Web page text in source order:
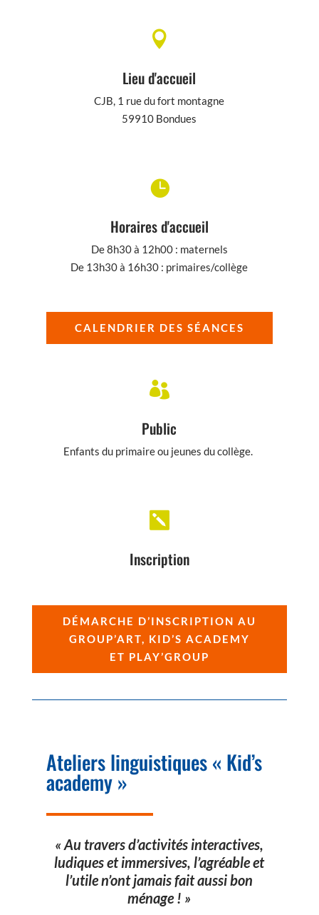

Lieu d'accueil
CJB, 1 rue du fort montagne
59910 Bondues

Horaires d'accueil
De 8h30 à 12h00 : maternels
De 13h30 à 16h30 : primaires/collège
CALENDRIER DES SÉANCES

Public
Enfants du primaire ou jeunes du collège.

Inscription
DÉMARCHE D’INSCRIPTION AU
GROUP’ART, KID’S ACADEMY
ET PLAY’GROUP
Ateliers linguistiques « Kid’s
academy »
« Au travers d’activités interactives,
ludiques et immersives, l’agréable et
l’utile n’ont jamais fait aussi bon
ménage ! »